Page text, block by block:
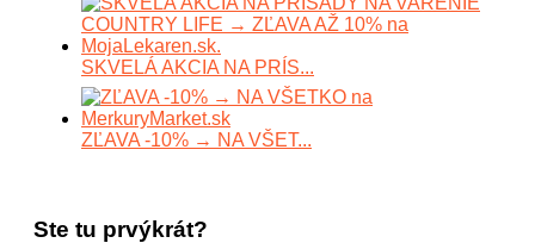
SKVELÁ AKCIA NA PRÍS...
ZĽAVA -10% → NA VŠET...
Ste tu prvýkrát?